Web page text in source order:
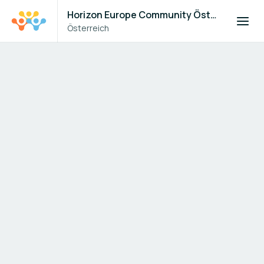
Horizon Europe Community Österreich
Österreich